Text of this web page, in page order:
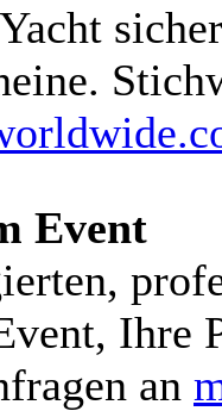
Event
Ihre
an